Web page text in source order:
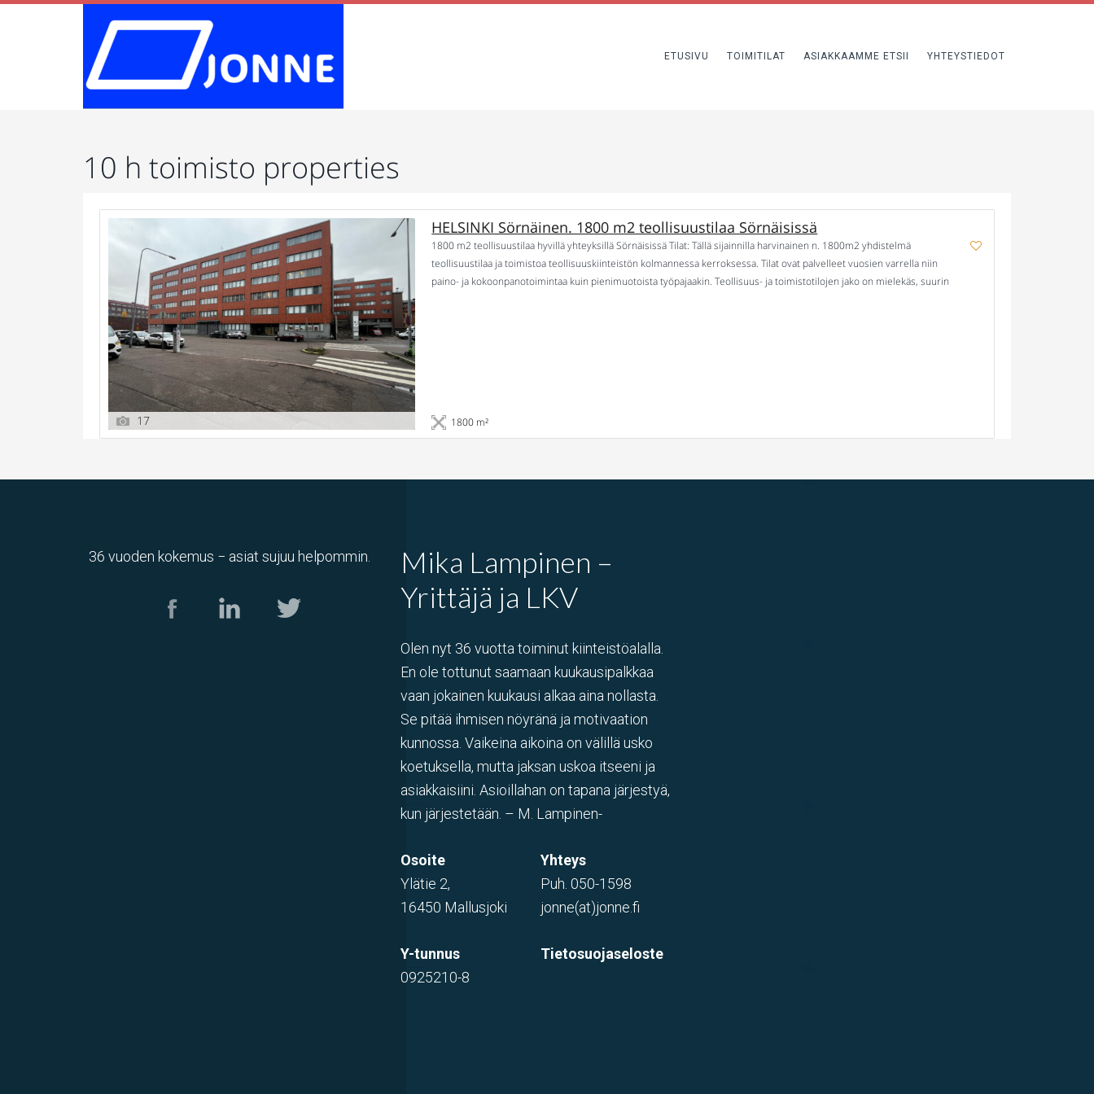
ETUSIVU TOIMITILAT ASIAKKAAMME ETSII YHTEYSTIEDOT
10 h toimisto properties
17
HELSINKI Sörnäinen. 1800 m2 teollisuustilaa Sörnäisissä
1800 m2 teollisuustilaa hyvillä yhteyksillä Sörnäisissä Tilat: Tällä sijainnilla harvinainen n. 1800m2 yhdistelmä
teollisuustilaa ja toimistoa teollisuuskiinteistön kolmannessa kerroksessa. Tilat ovat palvelleet vuosien varrella niin
paino- ja kokoonpanotoimintaa kuin pienimuotoista työpajaakin. Teollisuus- ja toimistotilojen jako on mielekäs, suurin
1800 m²
36 vuoden kokemus − asiat sujuu helpommin.
Mika Lampinen –
Yrittäjä ja LKV
Olen nyt 36 vuotta toiminut kiinteistöalalla.
En ole tottunut saamaan kuukausipalkkaa
vaan jokainen kuukausi alkaa aina nollasta.
Se pitää ihmisen nöyränä ja motivaation
kunnossa. Vaikeina aikoina on välillä usko
koetuksella, mutta jaksan uskoa itseeni ja
asiakkaisiini. Asioillahan on tapana järjestyä,
kun järjestetään. – M. Lampinen-
Osoite
Ylätie 2,
16450 Mallusjoki
Yhteys
Puh.050-1598
jonne(at)jonne.fi
Y-tunnus
0925210-8
Tietosuojaseloste